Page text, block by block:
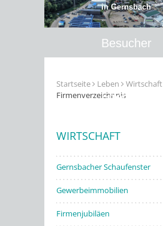
in Gernsbach
Besucher
Erleben
Startseite Leben
Wirtschaft
Firmenverzeichnnis
WIRTSCHAFT
Gernsbacher Schaufenster
Gewerbeimmobilien
Firmenjubiläen